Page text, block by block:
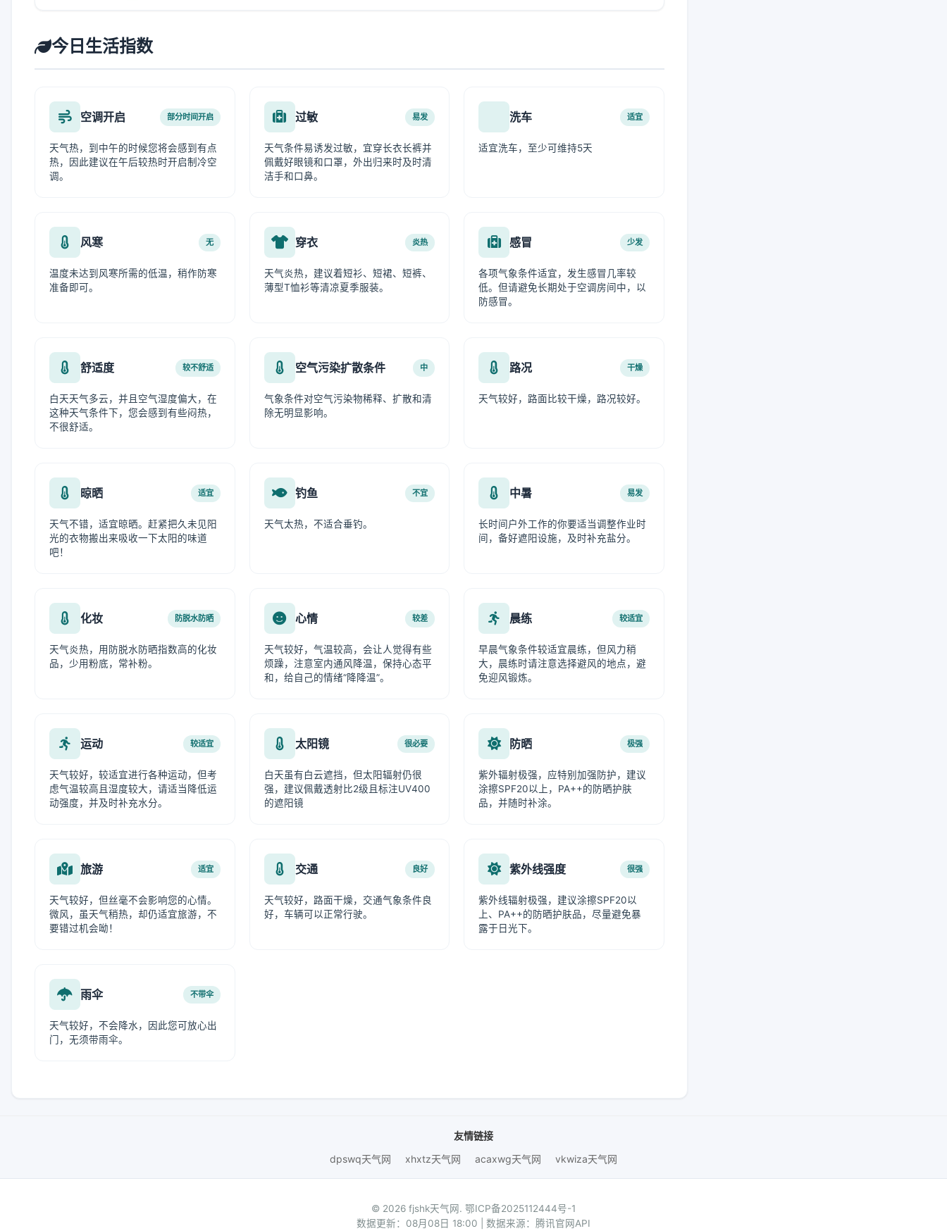
今日生活指数
空调开启 部分时间开启
天气热，到中午的时候您将会感到有点
热，因此建议在午后较热时开启制冷空
调。
过敏 易发
天气条件易诱发过敏，宜穿长衣长裤并
佩戴好眼镜和口罩，外出归来时及时清
洁手和口鼻。
洗车 适宜
适宜洗车，至少可维持5天
风寒 无
温度未达到风寒所需的低温，稍作防寒
准备即可。
穿衣 炎热
天气炎热，建议着短衫、短裙、短裤、
薄型T恤衫等清凉夏季服装。
感冒 少发
各项气象条件适宜，发生感冒几率较
低。但请避免长期处于空调房间中，以
防感冒。
舒适度 较不舒适
白天天气多云，并且空气湿度偏大，在
这种天气条件下，您会感到有些闷热，
不很舒适。
空气污染扩散条件 中
气象条件对空气污染物稀释、扩散和清
除无明显影响。
路况 干燥
天气较好，路面比较干燥，路况较好。
晾晒 适宜
天气不错，适宜晾晒。赶紧把久未见阳
光的衣物搬出来吸收一下太阳的味道
吧！
钓鱼 不宜
天气太热，不适合垂钓。
中暑 易发
长时间户外工作的你要适当调整作业时
间，备好遮阳设施，及时补充盐分。
化妆 防脱水防晒
天气炎热，用防脱水防晒指数高的化妆
品，少用粉底，常补粉。
心情 较差
天气较好，气温较高，会让人觉得有些
烦躁，注意室内通风降温，保持心态平
和，给自己的情绪“降降温”。
晨练 较适宜
早晨气象条件较适宜晨练，但风力稍
大，晨练时请注意选择避风的地点，避
免迎风锻炼。
运动 较适宜
天气较好，较适宜进行各种运动，但考
虑气温较高且湿度较大，请适当降低运
动强度，并及时补充水分。
太阳镜 很必要
白天虽有白云遮挡，但太阳辐射仍很
强，建议佩戴透射比2级且标注UV400
的遮阳镜
防晒 极强
紫外辐射极强，应特别加强防护，建议
涂擦SPF20以上，PA++的防晒护肤
品，并随时补涂。
旅游 适宜
天气较好，但丝毫不会影响您的心情。
微风，虽天气稍热，却仍适宜旅游，不
要错过机会呦！
交通 良好
天气较好，路面干燥，交通气象条件良
好，车辆可以正常行驶。
紫外线强度 很强
紫外线辐射极强，建议涂擦SPF20以
上、PA++的防晒护肤品，尽量避免暴
露于日光下。
雨伞 不带伞
天气较好，不会降水，因此您可放心出
门，无须带雨伞。
友情链接
dpswq天气网
xhxtz天气网 acaxwg天气网 vkwiza天气网
© 2026 fjshk天气网. 鄂ICP备2025112444号-1
数据更新：08月08日 18:00 | 数据来源：腾讯官网API